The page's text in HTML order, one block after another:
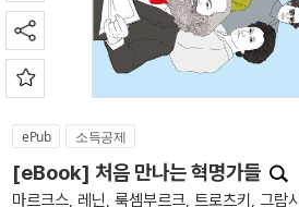
ePub 소득공제
[eBook] 처음 만나는 혁명가들
마르크스, 레닌, 룩셈부르크, 트로츠키, 그람시